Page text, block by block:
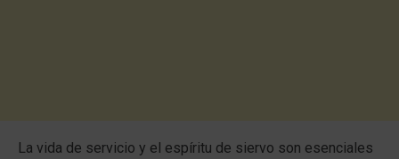
La vida de servicio y el espíritu de siervo son esenciales